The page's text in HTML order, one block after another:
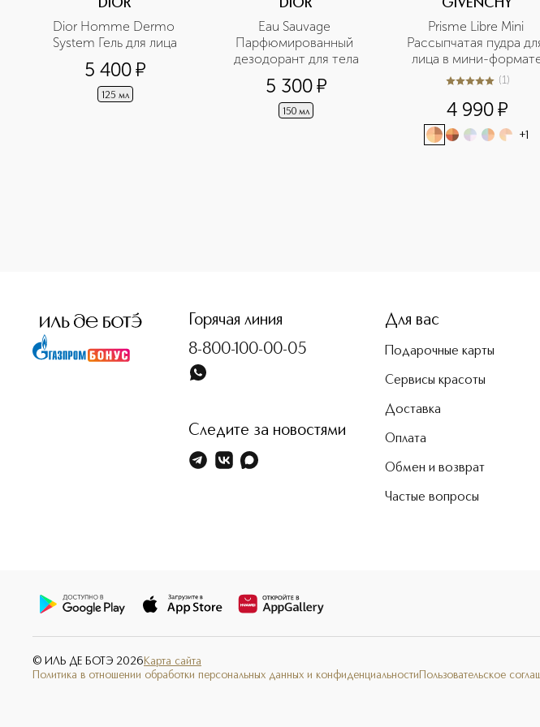
DIOR
Dior Homme Dermo
System Гель для лица
5 400¤
125 мл
DIOR
Eau Sauvage
Парфюмированный
дезодорант для тела
5 300¤
150 мл
GIVENCHY
Prisme Libre Mini
Рассыпчатая пудра
лица в мини-
5из 51 (1)
4 990¤
+1
Горячая линия
8-800-100-00-05
Следите за новостями
Для вас
Подарочные карты
Сервисы красоты
Доставка
Оплата
Обмен и возврат
Частые вопросы
© ИЛЬ ДЕ БОТЭ 2026 Карта сайта
Политика в отношении обработки персональных данных и конфиденциальности Пользовательское